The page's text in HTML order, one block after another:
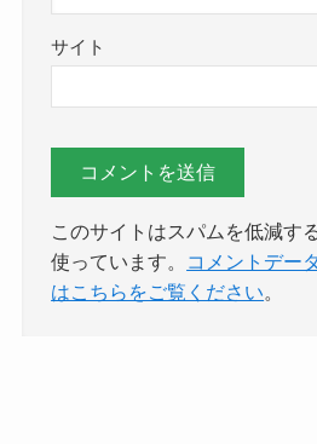
サイト
このサイトはスパムを低減す
使っています。
コメントデー
はこちらをご覧ください。